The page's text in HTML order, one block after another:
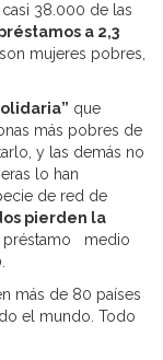
38.000 de las
a 2,3
mujeres pobres,
que
más pobres de
y las demás no
lo han
de red de
pierden la
préstamo medio
más de 80 países
el mundo. Todo